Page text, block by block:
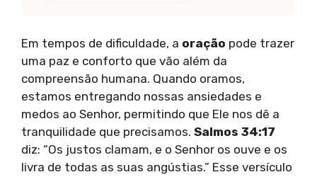
Em tempos de dificuldade, a oração pode trazer
uma paz e conforto que vão além da
compreensão humana. Quando oramos,
estamos entregando nossas ansiedades e
medos ao Senhor, permitindo que Ele nos dê a
tranquilidade que precisamos. Salmos 34:17
diz: “Os justos clamam, e o Senhor os ouve e os
livra de todas as suas angústias.” Esse versículo